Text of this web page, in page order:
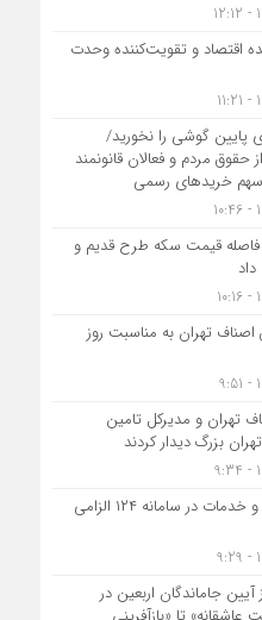
اقتصاد و تقویت‌کننده وحدت
گوشی را نخورید/
حقوق مردم و فعالان قانونمند
سهم خریدهای رسمی
فاصله قیمت سکه طرح قدیم و
اصناف تهران به مناسبت روز
تهران و مدیرکل تامین
بزرگ دیدار کردند
ثبت قیمت کالا و خدمات در سامانه ۱۲۴ الزامی
جاماندگان اربعین در